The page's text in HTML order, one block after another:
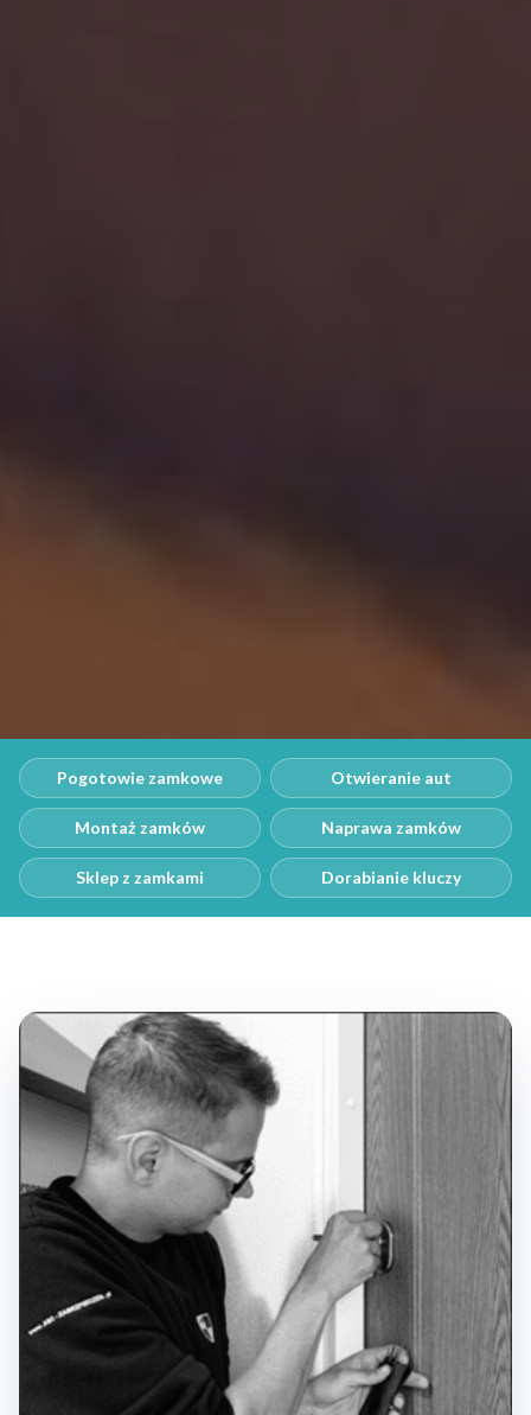
Pogotowie zamkowe Otwieranie aut
Montaż zamków Naprawa zamków
Sklep z zamkami Dorabianie kluczy